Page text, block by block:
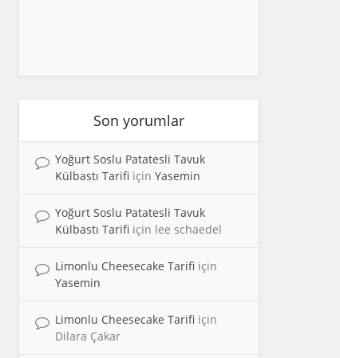
Son yorumlar
Yoğurt Soslu Patatesli Tavuk
Külbastı Tarifi için Yasemin
Yoğurt Soslu Patatesli Tavuk
Külbastı Tarifi için lee schaedel
Limonlu Cheesecake Tarifi için
Yasemin
Limonlu Cheesecake Tarifi için
Dilara Çakar